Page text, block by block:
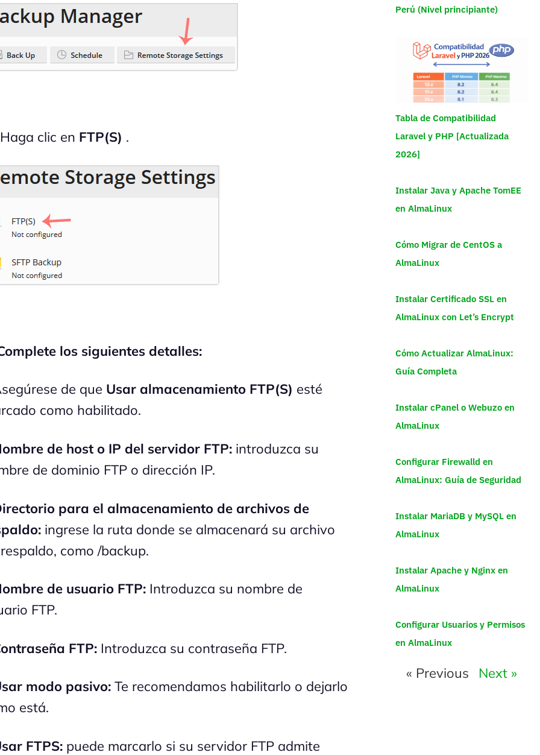
clic en FTP(S) .
los siguientes detalles:
de que Usar almacenamiento FTP(S) esté
como habilitado.
de host o IP del servidor FTP: introduzca su
de dominio FTP o dirección IP.
para el almacenamiento de archivos de
ingrese la ruta donde se almacenará su archivo
como /backup.
de usuario FTP: Introduzca su nombre de
FTP.
FTP: Introduzca su contraseña FTP.
modo pasivo: Te recomendamos habilitarlo o dejarlo
está.
FTPS: puede marcarlo si su servidor FTP admite
Perú (Nivel principiante)
Tabla de Compatibilidad
Laravel y PHP [Actualizada
2026]
Instalar Java y Apache TomEE
en AlmaLinux
Cómo Migrar de CentOS a
AlmaLinux
Instalar Certificado SSL en
AlmaLinux con Let’s Encrypt
Cómo Actualizar AlmaLinux:
Guía Completa
Instalar cPanel o Webuzo en
AlmaLinux
Configurar Firewalld en
AlmaLinux: Guía de Seguridad
Instalar MariaDB y MySQL en
AlmaLinux
Instalar Apache y Nginx en
AlmaLinux
Configurar Usuarios y Permisos
en AlmaLinux
« Previous Next »